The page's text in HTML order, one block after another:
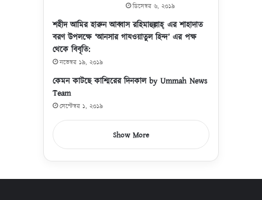
ডিসেম্বর ৬, ২০১৯
শহীদ আমির হারুন আব্বাস রহিমাহুল্লাহ্ এর শাহাদাত
বরণ উপলক্ষে ‘আনসার গাযওয়াতুল হিন্দ’ এর পক্ষ
থেকে বিবৃতি:
নভেম্বর ১৯, ২০১৯
কেমন কাটছে কাশ্মিরের দিনকাল by Ummah News
Team
সেপ্টেম্বর ১, ২০১৯
Show More